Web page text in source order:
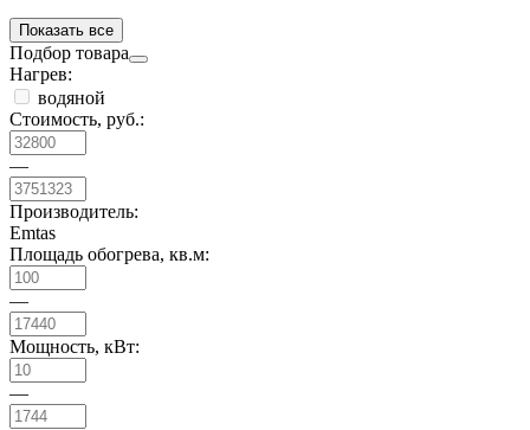
Показать все
Подбор товара
Нагрев:
водяной
Стоимость, руб.:
—
Производитель:
Emtas
Площадь обогрева, кв.м:
—
Мощность, кВт:
—